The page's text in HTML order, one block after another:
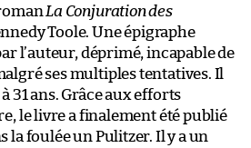
La Conjuration des
Toole. Une épigraphe
l’auteur, déprimé, incapable de
ses multiples tentatives. Il
31 ans. Grâce aux efforts
le livre a finalement été publié
la foulée un Pulitzer. Il y a un